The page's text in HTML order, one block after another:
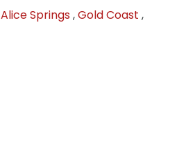
Alice Springs,Gold Coast ,